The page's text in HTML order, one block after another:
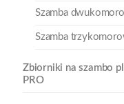
Szamba
Szamba
Zbiorniki na szambo
PRO